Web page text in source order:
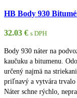
HB Body 930
32.03 € s DPH
Body 930 náter na
kaučuku a bitumenu.
určený najmä na
priľnavý a vytvára trvalo
Náter schne rýchlo,